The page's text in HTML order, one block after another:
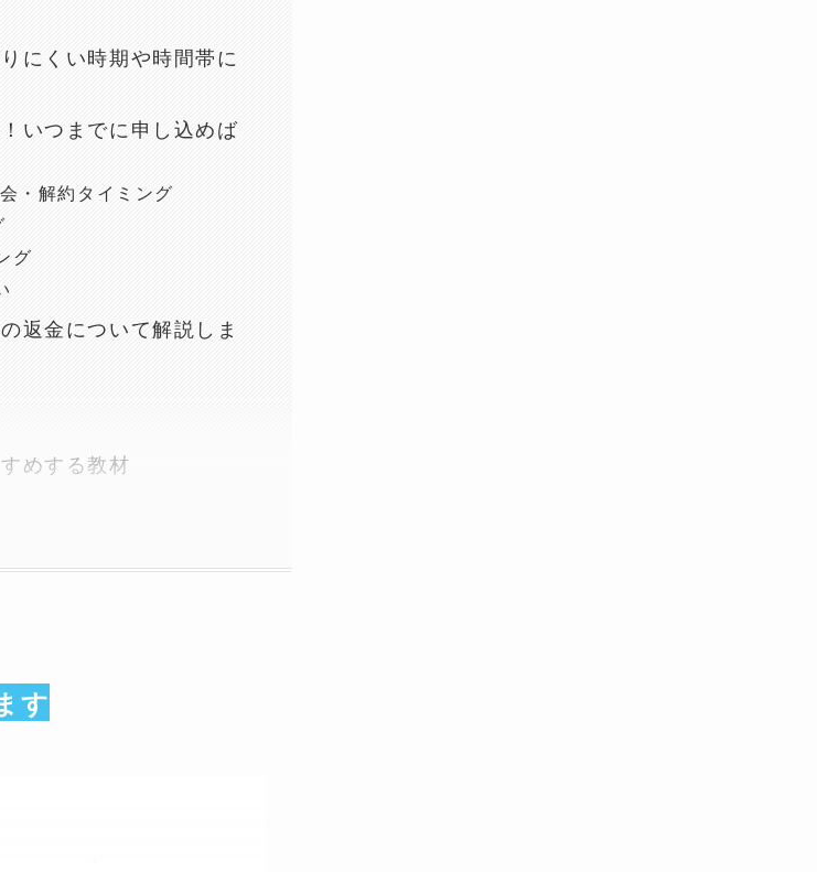
にくい時期や時間帯に
いつまでに申し込めば
・解約タイミング
グ
返金について解説しま
めする教材
す